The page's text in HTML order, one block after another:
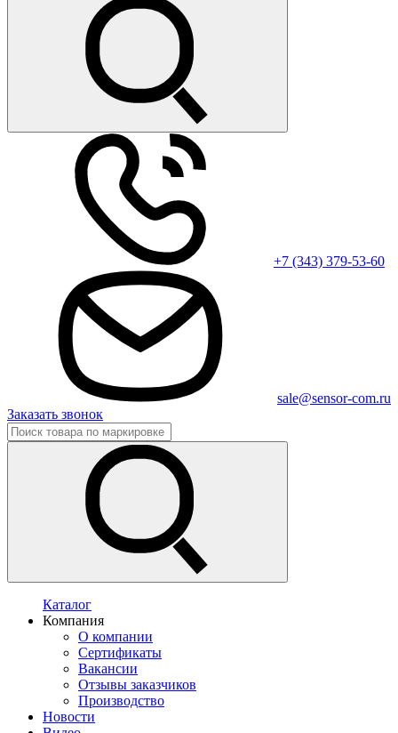
+7 (343) 379-53-60
sale@sensor-com.ru
Заказать звонок
Каталог
Компания
О компании
Сертификаты
Вакансии
Отзывы заказчиков
Производство
Новости